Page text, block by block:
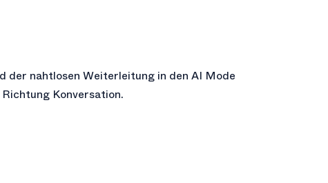
der nahtlosen Weiterleitung in den AI Mode
Konversation.